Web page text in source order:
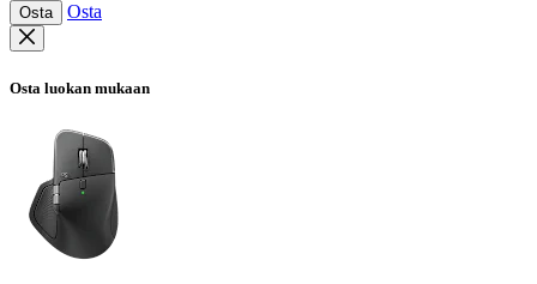
Osta Osta
Osta luokan mukaan